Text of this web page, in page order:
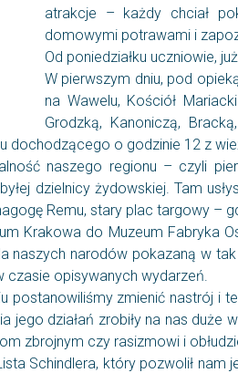
atrakcje – każdy chciał
domowymi potrawami i
Od poniedziałku uczniowie,
W pierwszym dniu, pod
na Wawelu, Kościół
Grodzką, Kanoniczą,
dochodzącego o godzinie 12 z
naszego regionu – czyli
dzielnicy żydowskiej. Tam
Remu, stary plac targowy –
Krakowa do Muzeum Fabryka
naszych narodów pokazaną w
czasie opisywanych wydarzeń.
postanowiliśmy zmienić nastrój i
jego działań zrobiły na nas
zbrojnym czy rasizmowi i
Schindlera, który pozwolił